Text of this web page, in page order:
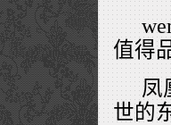
值得
凤
世的